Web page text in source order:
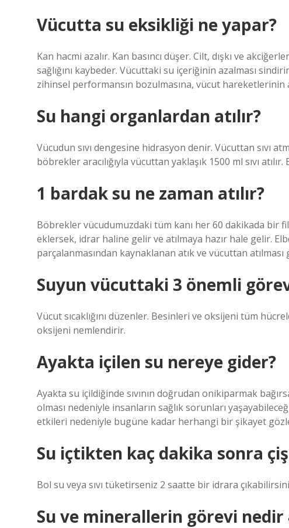
Vücutta su eksikliği ne yapar?
Kan hacmi azalır. Kan basıncı düşer. Cilt, dışkı ve
sağlığını kaybeder. Vücuttaki su içeriğinin azalması
zihinsel performansın bozulmasına, vücut hareketlerinin
Su hangi organlardan atılır?
Vücudun sıvı dengesine hidrasyon denir. Vücuttan sıvı
böbrekler aracılığıyla vücuttan yaklaşık 1500 ml sıvı
1 bardak su ne zaman atılır?
Böbrekler vücudumuzdaki tüm kanı her 60 dakikada bir
eklersek, idrar haline gelir ve atılmaya hazır hale gelir.
parçalanmasından kaynaklanan atık ve vücuttan
Suyun vücuttaki 3 önemli
Vücut sıcaklığını düzenler. Besinleri ve oksijeni tüm
oksijeni nemlendirir.
Ayakta içilen su nereye gider?
Ayakta su içildiğinde sıvının doğrudan onikiparmak
olması nedeniyle insanların sağlık sorunları
etkileri nedeniyle bugüne kadar herhangi bir şikayet
Su içtikten kaç dakika sonra
Bol su veya sıvı tüketirseniz 2 saatte bir idrara
Su ve minerallerin görevi nedir